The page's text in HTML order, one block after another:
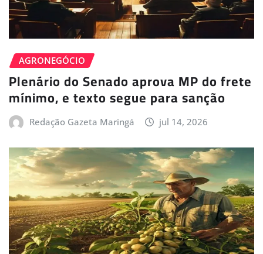
AGRONEGÓCIO
Plenário do Senado aprova MP do frete
mínimo, e texto segue para sanção
Redação Gazeta Maringá jul 14, 2026